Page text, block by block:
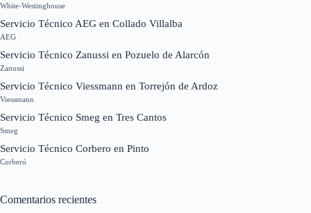
White-Westinghouse
Servicio Técnico AEG en Collado Villalba
AEG
Servicio Técnico Zanussi en Pozuelo de Alarcón
Zanussi
Servicio Técnico Viessmann en Torrejón de Ardoz
Viessmann
Servicio Técnico Smeg en Tres Cantos
Smeg
Servicio Técnico Corbero en Pinto
Corberó
Comentarios recientes